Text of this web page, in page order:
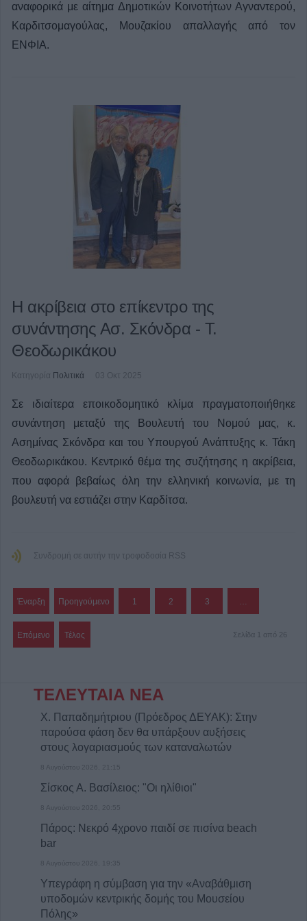
αναφορικά με αίτημα Δημοτικών Κοινοτήτων Αγναντερού,
Καρδιτσομαγούλας, Μουζακίου απαλλαγής από τον
ΕΝΦΙΑ.
Η ακρίβεια στο επίκεντρο της
συνάντησης Ασ. Σκόνδρα - Τ.
Θεοδωρικάκου
Κατηγορία Πολιτικά 03 Οκτ 2025
Σε ιδιαίτερα εποικοδομητικό κλίμα πραγματοποιήθηκε
συνάντηση μεταξύ της Βουλευτή του Νομού μας, κ.
Ασημίνας Σκόνδρα και του Υπουργού Ανάπτυξης κ. Τάκη
Θεοδωρικάκου. Κεντρικό θέμα της συζήτησης η ακρίβεια,
που αφορά βεβαίως όλη την ελληνική κοινωνία, με τη
βουλευτή να εστιάζει στην Καρδίτσα.
Συνδρομή σε αυτήν την τροφοδοσία RSS
Έναρξη Προηγούμενο 1 2 3 …
Επόμενο Τέλος Σελίδα 1 από 26
ΤΕΛΕΥΤΑΙΑ ΝΕΑ
Χ. Παπαδημήτριου (Πρόεδρος ΔΕΥΑΚ): Στην
παρούσα φάση δεν θα υπάρξουν αυξήσεις
στους λογαριασμούς των καταναλωτών
8 Αυγούστου 2026, 21:15
Σίσκος Α. Βασίλειος: "Οι ηλίθιοι"
8 Αυγούστου 2026, 20:55
Πάρος: Νεκρό 4χρονο παιδί σε πισίνα beach
bar
8 Αυγούστου 2026, 19:35
Υπεγράφη η σύμβαση για την «Αναβάθμιση
υποδομών κεντρικής δομής του Μουσείου
Πόλης»